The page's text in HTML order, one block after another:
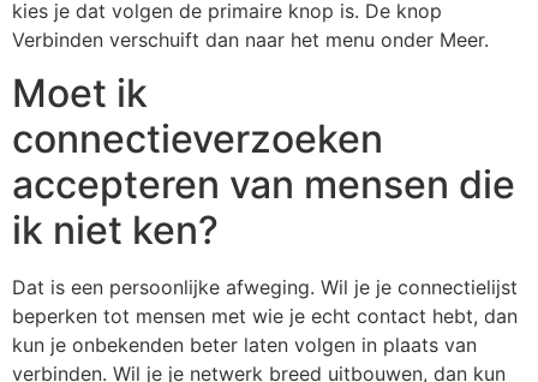
kies je dat volgen de primaire knop is. De knop
Verbinden verschuift dan naar het menu onder Meer.
Moet ik
connectieverzoeken
accepteren van mensen die
ik niet ken?
Dat is een persoonlijke afweging. Wil je je connectielijst
beperken tot mensen met wie je echt contact hebt, dan
kun je onbekenden beter laten volgen in plaats van
verbinden. Wil je je netwerk breed uitbouwen, dan kun